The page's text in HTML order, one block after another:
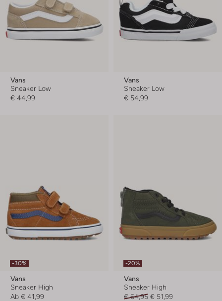
Vans
Sneaker Low
€ 44,99
Vans
Sneaker Low
€ 54,99
-30%
Vans
Sneaker High
Ab € 41,99
-20%
Vans
Sneaker High
€ 64,95 € 51,99